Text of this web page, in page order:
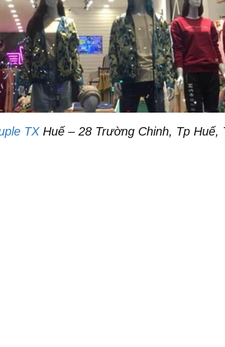
TXHuế – 28 Trường Chinh, Tp Huế,